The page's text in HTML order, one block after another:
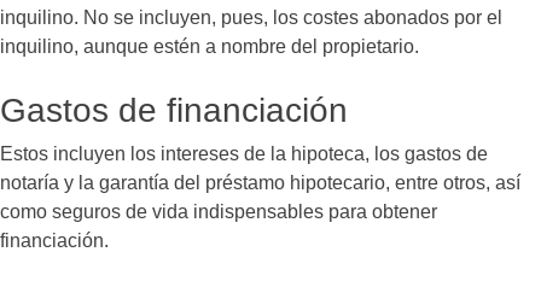
inquilino. No se incluyen, pues, los costes abonados por el
inquilino, aunque estén a nombre del propietario.
Gastos de financiación
Estos incluyen los intereses de la hipoteca, los gastos de
notaría y la garantía del préstamo hipotecario, entre otros, así
como seguros de vida indispensables para obtener
financiación.